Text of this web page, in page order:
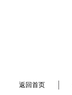
返回首页